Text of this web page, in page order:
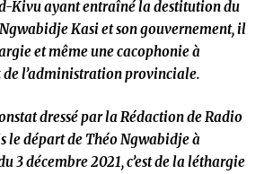
Kivu ayant entraîné la destitution du
Kasi et son gouvernement, il
et même une cacophonie à
l’administration provinciale.
dressé par la Rédaction de Radio
le départ de Théo Ngwabidje à
3 décembre 2021, c’est de la léthargie